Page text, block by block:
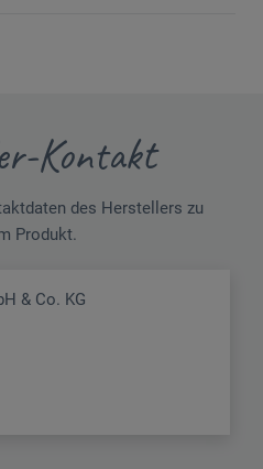
Kontakt
des Herstellers zu
Produkt.
& Co. KG